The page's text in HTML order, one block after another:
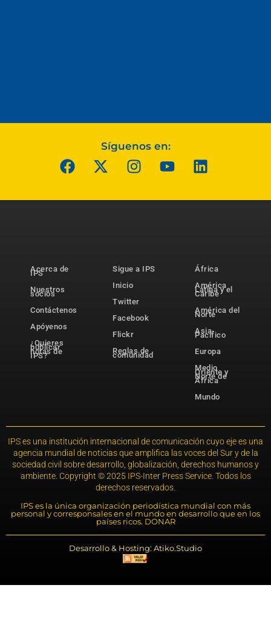
Síguenos en:
Acerca de
IPS
Nuestros
socios
Contáctenos
Apóyenos
¿Quieres
publicar
notas de
IPS?
Sigue a IPS
Inicio
Twitter
Facebook
Flickr
Reglas de
comunidad
África
América
Latina y el
Caribe
América del
Norte
Asia-
Pacífico
Europa
Medio
Oriente y
Norte de
África
Mundo
IPS es una institución internacional de comunicación cuyo eje es una
agencia mundial de noticias que amplifica las voces del Sur y de la
sociedad civil sobre desarrollo, globalización, derechos humanos y
ambiente. Copyright © 2025 IPS-Inter Press Service. Todos los
derechos reservados.
IPS es la única organización periodística mundial con más
personal y corresponsales en el mundo en desarrollo que en los
países ricos. DONAR
Desarrollo & Hosting: Atiko.Studio